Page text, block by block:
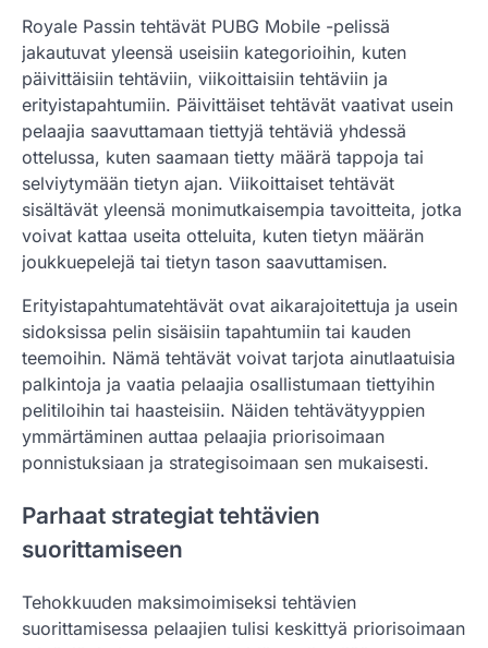
Royale Passin tehtävät PUBG Mobile -pelissä
jakautuvat yleensä useisiin kategorioihin, kuten
päivittäisiin tehtäviin, viikoittaisiin tehtäviin ja
erityistapahtumiin. Päivittäiset tehtävät vaativat usein
pelaajia saavuttamaan tiettyjä tehtäviä yhdessä
ottelussa, kuten saamaan tietty määrä tappoja tai
selviytymään tietyn ajan. Viikoittaiset tehtävät
sisältävät yleensä monimutkaisempia tavoitteita, jotka
voivat kattaa useita otteluita, kuten tietyn määrän
joukkuepelejä tai tietyn tason saavuttamisen.
Erityistapahtumatehtävät ovat aikarajoitettuja ja usein
sidoksissa pelin sisäisiin tapahtumiin tai kauden
teemoihin. Nämä tehtävät voivat tarjota ainutlaatuisia
palkintoja ja vaatia pelaajia osallistumaan tiettyihin
pelitiloihin tai haasteisiin. Näiden tehtävätyyppien
ymmärtäminen auttaa pelaajia priorisoimaan
ponnistuksiaan ja strategisoimaan sen mukaisesti.
Parhaat strategiat tehtävien
suorittamiseen
Tehokkuuden maksimoimiseksi tehtävien
suorittamisessa pelaajien tulisi keskittyä priorisoimaan